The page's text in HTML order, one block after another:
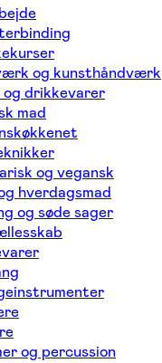
og kunsthåndværk
og drikkevarer
mad
og vegansk
hverdagsmad
og søde sager
og percussion